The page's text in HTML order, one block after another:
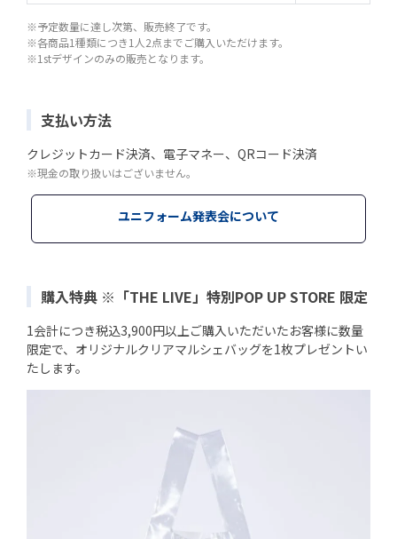
※予定数量に達し次第、販売終了です。
※各商品1種類につき1人2点までご購入いただけます。
※1stデザインのみの販売となります。
支払い方法
クレジットカード決済、電子マネー、QRコード決済
※現金の取り扱いはございません。
ユニフォーム発表会について
購入特典 ※「THE LIVE」特別POP UP STORE 限定
1会計につき税込3,900円以上ご購入いただいたお客様に数量
限定で、オリジナルクリアマルシェバッグを1枚プレゼントい
たします。